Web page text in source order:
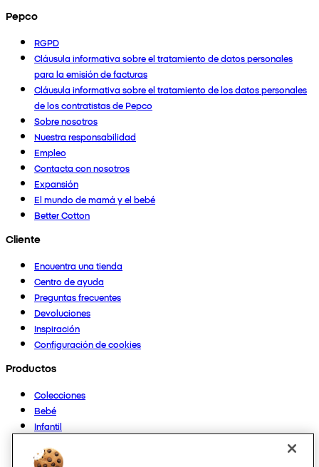
Pepco
RGPD
Cláusula informativa sobre el tratamiento de datos personales
para la emisión de facturas
Cláusula informativa sobre el tratamiento de los datos personales
de los contratistas de Pepco
Sobre nosotros
Nuestra responsabilidad
Empleo
Contacta con nosotros
Expansión
El mundo de mamá y el bebé
Better Cotton
Cliente
Encuentra una tienda
Centro de ayuda
Preguntas frecuentes
Devoluciones
Inspiración
Configuración de cookies
Productos
Colecciones
Bebé
Infantil
Mujer